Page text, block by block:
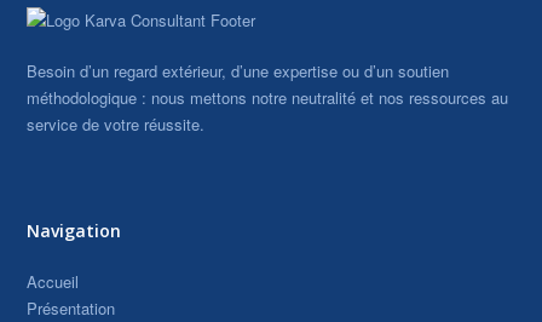
Besoin d’un regard extérieur, d’une expertise ou d’un soutien
méthodologique : nous mettons notre neutralité et nos ressources au
service de votre réussite.
Navigation
Accueil
Présentation